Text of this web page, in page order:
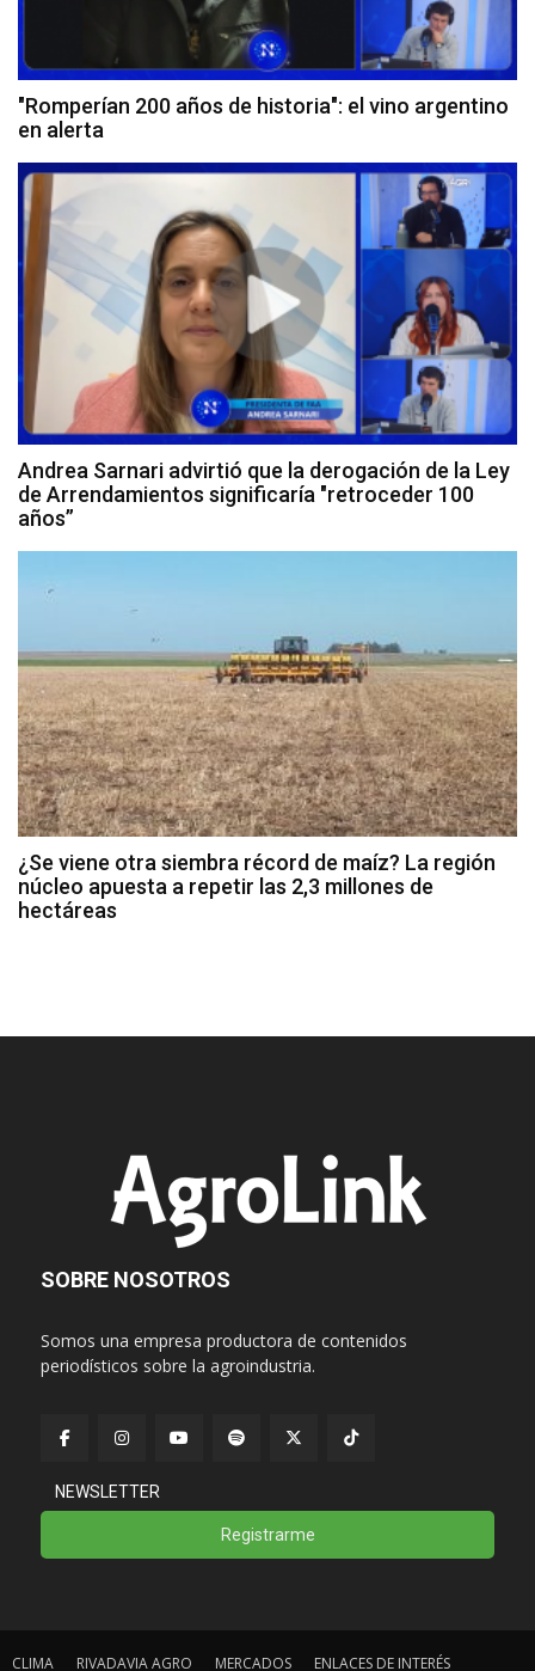
"Romperían 200 años de historia": el vino argentino
en alerta
Andrea Sarnari advirtió que la derogación de la Ley
de Arrendamientos significaría "retroceder 100
años”
¿Se viene otra siembra récord de maíz? La región
núcleo apuesta a repetir las 2,3 millones de
hectáreas
SOBRE NOSOTROS
Somos una empresa productora de contenidos
periodísticos sobre la agroindustria.
NEWSLETTER
Registrarme
CLIMA RIVADAVIA AGRO MERCADOS ENLACES DE INTERÉS